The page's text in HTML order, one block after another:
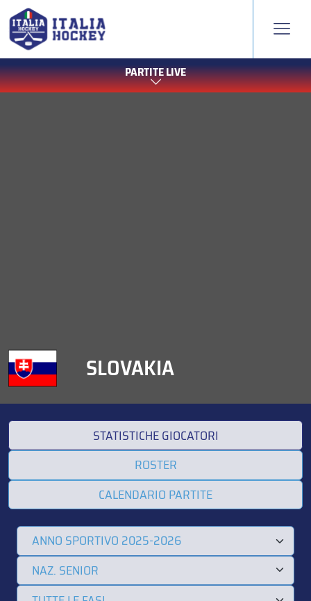
PARTITE LIVE
SLOVAKIA
STATISTICHE GIOCATORI
ROSTER
CALENDARIO PARTITE